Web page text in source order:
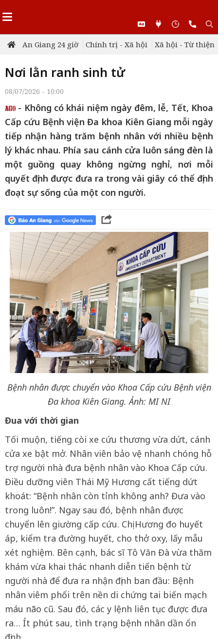
An Giang 24 giờ Chính trị - Xã hội Xã hội - Từ thiện
Nơi lằn ranh sinh tử
08/07/2026 - 10:00
- Không có khái niệm ngày đêm, lễ, Tết, Khoa
Cấp cứu Bệnh viện Đa khoa Kiên Giang mỗi ngày
tiếp nhận hàng trăm bệnh nhân với nhiều bệnh
lý khác nhau. Phía sau cánh cửa luôn sáng đèn là
một guồng quay không ngừng nghỉ, nơi mỗi
quyết định được đưa ra trong vài giây có thể định
đoạt sự sống của một con người.
Bệnh nhân được chuyển vào Khoa Cấp cứu Bệnh viện
Đa khoa Kiên Giang. Ảnh: MI NI
Đua với thời gian
Tối muộn, tiếng còi xe cứu thương vừa dứt, cánh
cửa xe bật mở. Nhân viên bảo vệ nhanh chóng hỗ
trợ người nhà đưa bệnh nhân vào Khoa Cấp cứu.
Điều dưỡng viên Thái Mỹ Hương cất tiếng dứt
khoát: “Bệnh nhân còn tỉnh không anh? Đưa vào
trong luôn!”. Ngay sau đó, bệnh nhân được
chuyển lên giường cấp cứu. Chị Hương đo huyết
áp, kiểm tra đường huyết, cho thở oxy, lấy mẫu
xét nghiệm. Bên cạnh, bác sĩ Tô Văn Đà vừa thăm
khám vừa khai thác nhanh diễn tiến bệnh từ
người nhà để đưa ra nhận định ban đầu: Bệnh
nhân viêm phổi trên nền di chứng tai biến mạch
máu não cũ. Sau đó, các y lệnh liên tục được đưa
ra… Ít phút sau, tình trạng bệnh nhân dần ổn